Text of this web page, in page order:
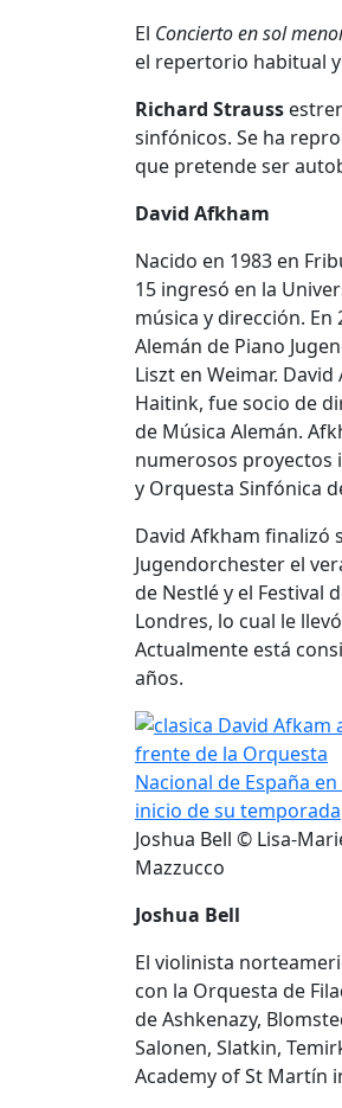
El Concierto en sol
el repertorio habitual
Richard Strauss
sinfónicos. Se ha
que pretende ser
David Afkham
Nacido en 1983 en
15 ingresó en la
música y dirección.
Alemán de Piano
Liszt en Weimar.
Haitink, fue socio de
de Música Alemán.
numerosos proyectos
y Orquesta Sinfónica
David Afkham finalizó
Jugendorchester el
de Nestlé y el Festival
Londres, lo cual le
Actualmente está
años.
Joshua Bell © Lisa-
Mazzucco
Joshua Bell
El violinista
con la Orquesta de
de Ashkenazy,
Salonen, Slatkin,
Academy of St Martín